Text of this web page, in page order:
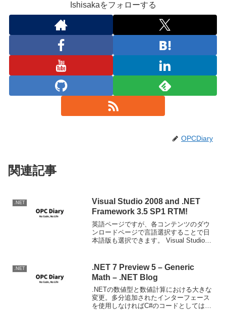
Ishisakaをフォローする
OPCDiary
関連記事
.NET
Visual Studio 2008 and .NET
Framework 3.5 SP1 RTM!
英語ページですが、各コンテンツのダウ
ンロードページで言語選択することで日
本語版も選択できます。 Visual Studio
.NET
.NET 7 Preview 5 – Generic
Math – .NET Blog
.NETの数値型と数値計算における大きな
変更。多分追加されたインターフェース
を使用しなければC#のコードとしては違